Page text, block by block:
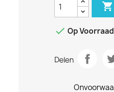

 Op Voorraad
Delen